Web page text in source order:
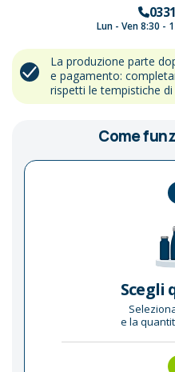
Lun - Ven 8:30 -
La produzione parte
e pagamento:
rispetti le tempistiche di
Come
Scegli
e la